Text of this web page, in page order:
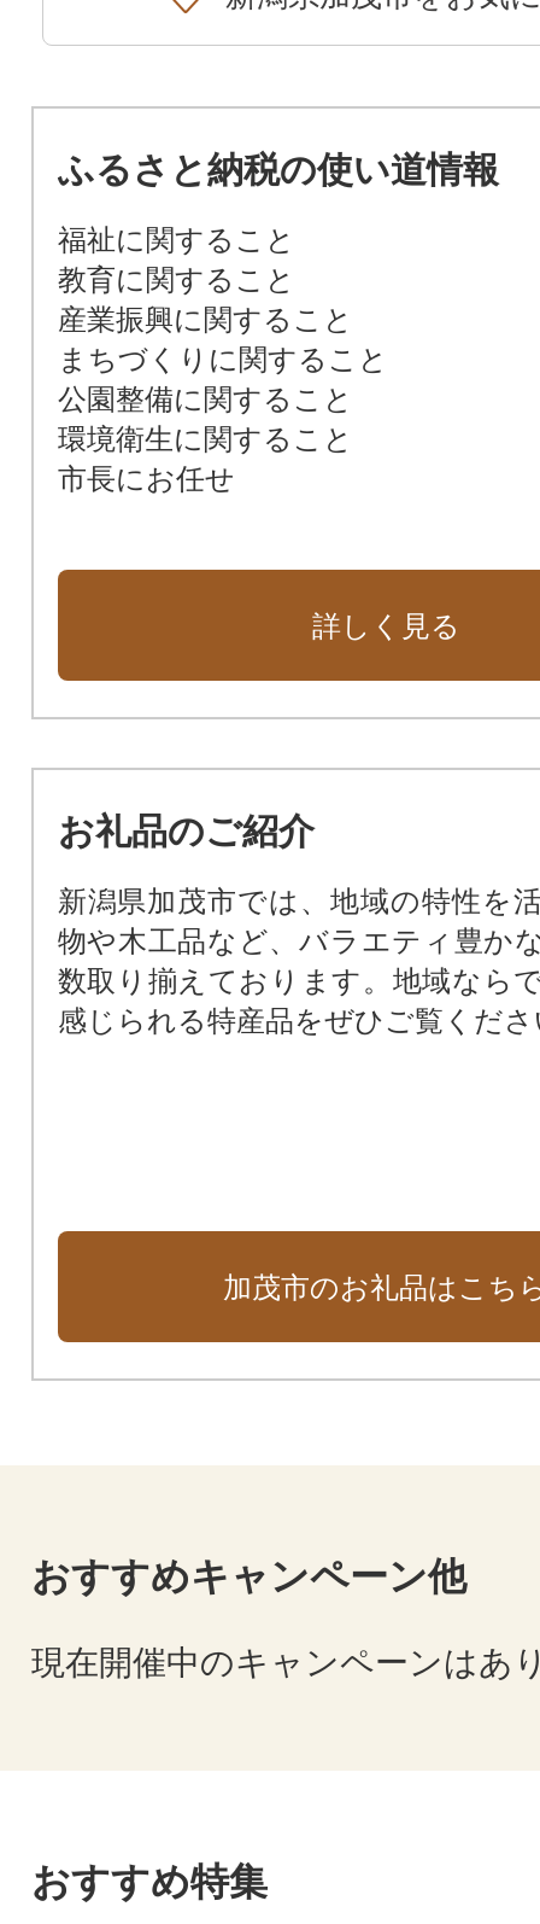
ふるさと納税の使い道情報
福祉に関すること
教育に関すること
産業振興に関すること
まちづくりに関すること
公園整備に関すること
環境衛生に関すること
市長にお任せ
詳しく見る
お礼品のご紹介
新潟県加茂市では、地域の特性を
物や木工品など、バラエティ豊か
数取り揃えております。地域なら
感じられる特産品をぜひご覧くだ
加茂市のお礼品はこち
おすすめキャンペーン他
現在開催中のキャンペーンはあ
おすすめ特集